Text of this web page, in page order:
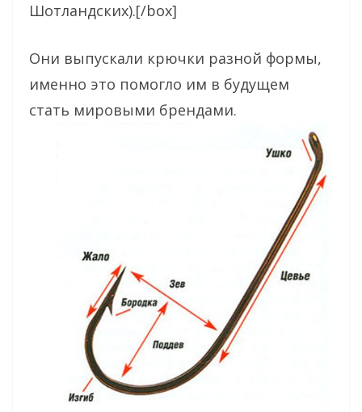
Шотландских).[/box]
Они выпускали крючки разной формы,
именно это помогло им в будущем
стать мировыми брендами.